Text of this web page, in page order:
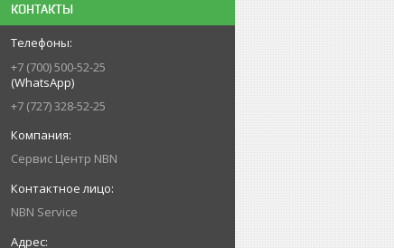
КОНТАКТЫ
+7 (700) 500-52-25
(WhatsApp)
+7 (727) 328-52-25
Сервис Центр NBN
NBN Service